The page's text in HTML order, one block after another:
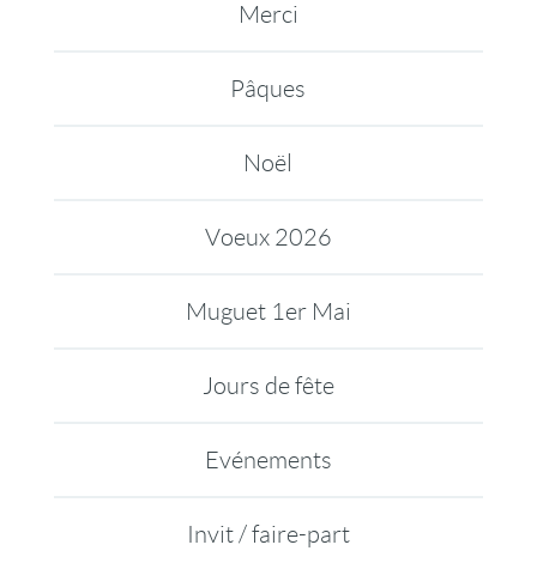
Merci
Pâques
Noël
Voeux 2026
Muguet 1er Mai
Jours de fête
Evénements
Invit / faire-part